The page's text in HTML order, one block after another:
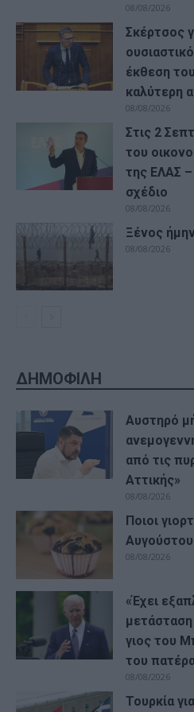
08/08/2026
Σκέρτσος
έκθεση
καλύτερη
08/08/2026
Στις 2
του
της ΕΛΑΣ –
σχέδιο
08/08/2026
Ξένος
08/08/2026
ΔΗΜΟΦΙΛΗ
Αυστηρό
από τις
Αττικής»
08/08/2026
Ποιοι
Αυγούστου
08/08/2026
«Έχει
μετάσταση
γιος του
του
08/08/2026
Τουρκία